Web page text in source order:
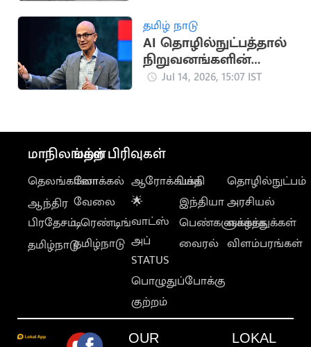
உடற்கூராய்வில்
தகவல்
தமிழ் நாடு
AI தொழில்நுட்பத்தால்
நிறுவனங்களின்
ரகசிய தகவல்களுக்கு
Jul 14, 2026, 15:07 IST
மாநிலங்கள்
தெலங்கானா
ஆந்திர
பிரதேசம்
தமிழ்நாடு
மற்ற பிரிவுகள்
லோக்கல்
வேலை
டிரெண்டிங்
தமிழ்நாடு
ஆரோக்கியம்
🌟
வாட்ஸ்
அப்
STATUS
பொழுதுப்போக்கு
குற்றம்
பக்தி
இந்தியா
பெண்களுக்காக
வைரல்
தொழில்நுட்பம்
அரசியல்
வாழ்த்துக்கள்
விளம்பரங்கள்
OUR LOKAL